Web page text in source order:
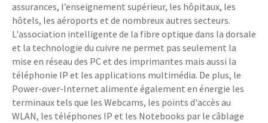
assurances, l’enseignement supérieur, les hôpitaux, les
hôtels, les aéroports et de nombreux autres secteurs.
L'association intelligente de la fibre optique dans la dorsale
et la technologie du cuivre ne permet pas seulement la
mise en réseau des PC et des imprimantes mais aussi la
téléphonie IP et les applications multimédia. De plus, le
Power-over-Internet alimente également en énergie les
terminaux tels que les Webcams, les points d'accès au
WLAN, les téléphones IP et les Notebooks par le câblage